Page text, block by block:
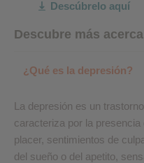
Descúbrelo aquí
Descubre más
¿Qué es la depresión?
La depresión es un
caracteriza por la
placer, sentimientos de
del sueño o del apetito,